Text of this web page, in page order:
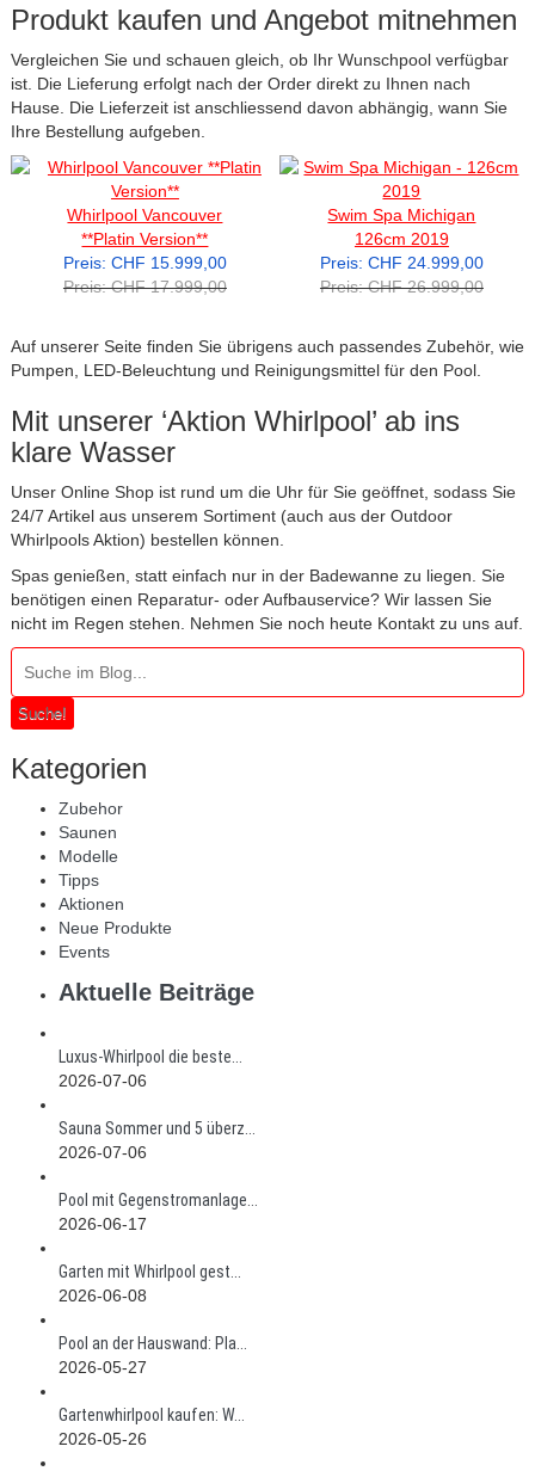
Produkt kaufen und Angebot mitnehmen
Vergleichen Sie und schauen gleich, ob Ihr Wunschpool verfügbar
ist. Die Lieferung erfolgt nach der Order direkt zu Ihnen nach
Hause. Die Lieferzeit ist anschliessend davon abhängig, wann Sie
Ihre Bestellung aufgeben.
Whirlpool Vancouver
**Platin Version**
Preis: CHF 15.999,00
Preis: CHF 17.999,00
Swim Spa Michigan
126cm 2019
Preis: CHF 24.999,00
Preis: CHF 26.999,00
Auf unserer Seite finden Sie übrigens auch passendes Zubehör, wie
Pumpen, LED-Beleuchtung und Reinigungsmittel für den Pool.
Mit unserer ‘Aktion Whirlpool’ ab ins
klare Wasser
Unser Online Shop ist rund um die Uhr für Sie geöffnet, sodass Sie
24/7 Artikel aus unserem Sortiment (auch aus der Outdoor
Whirlpools Aktion) bestellen können.
Spas genießen, statt einfach nur in der Badewanne zu liegen. Sie
benötigen einen Reparatur- oder Aufbauservice? Wir lassen Sie
nicht im Regen stehen. Nehmen Sie noch heute Kontakt zu uns auf.
Suche!
Kategorien
Zubehor
Saunen
Modelle
Tipps
Aktionen
Neue Produkte
Events
Aktuelle Beiträge
Luxus-Whirlpool die beste...
2026-07-06
Sauna Sommer und 5 überz...
2026-07-06
Pool mit Gegenstromanlage...
2026-06-17
Garten mit Whirlpool gest...
2026-06-08
Pool an der Hauswand: Pla...
2026-05-27
Gartenwhirlpool kaufen: W...
2026-05-26